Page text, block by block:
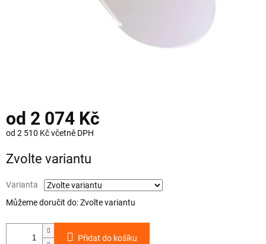
od 2 074 Kč
od 2 510 Kčvčetně DPH
cena:
Zvolte variantu
Varianta
Můžeme doručit do:Zvolte variantu
Přidat do košíku